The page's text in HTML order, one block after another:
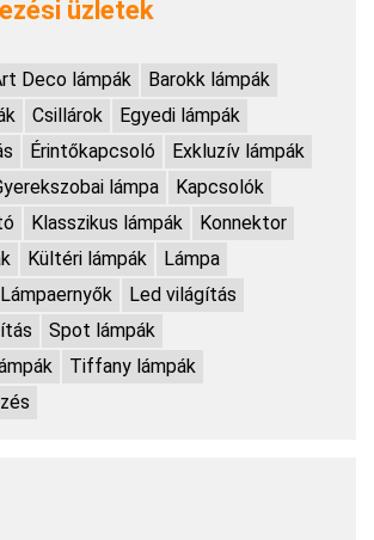
üzletek
Deco lámpák
Barokk lámpák
Csillárok
Egyedi lámpák
Érintőkapcsoló
Exkluzív lámpák
lámpa
Kapcsolók
Klasszikus lámpák
Konnektor
Kültéri lámpák
Lámpa
Lámpaernyők
Led világítás
Spot lámpák
Tiffany lámpák